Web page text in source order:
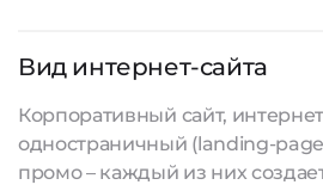
Вид интернет-сайта
Корпоративный сайт,
одностраничный (landing-
промо – каждый из них